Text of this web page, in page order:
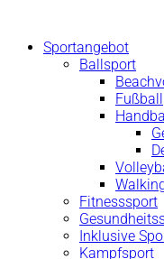
springenSportangebot
Ballsport
Fußball
Fitnesssport
Inklusive
Kampfsport